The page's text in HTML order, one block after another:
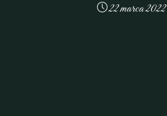
22 marca 2022